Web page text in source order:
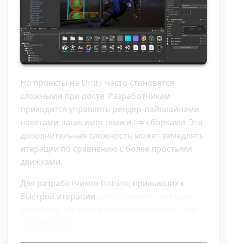
Но проекты на Unity часто становятся
сложными при росте. Разработчикам
приходится управлять рендер-пайплайнами,
пакетами, зависимостями и C# сборками. Эта
дополнительная сложность может замедлять
итерации по сравнению с более простыми
движками.
Для разработчиков Roblox, привыкших к
быстрой итерации,